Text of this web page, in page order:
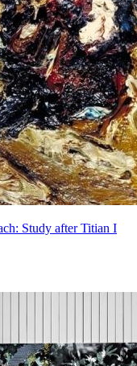
Study after Titian I